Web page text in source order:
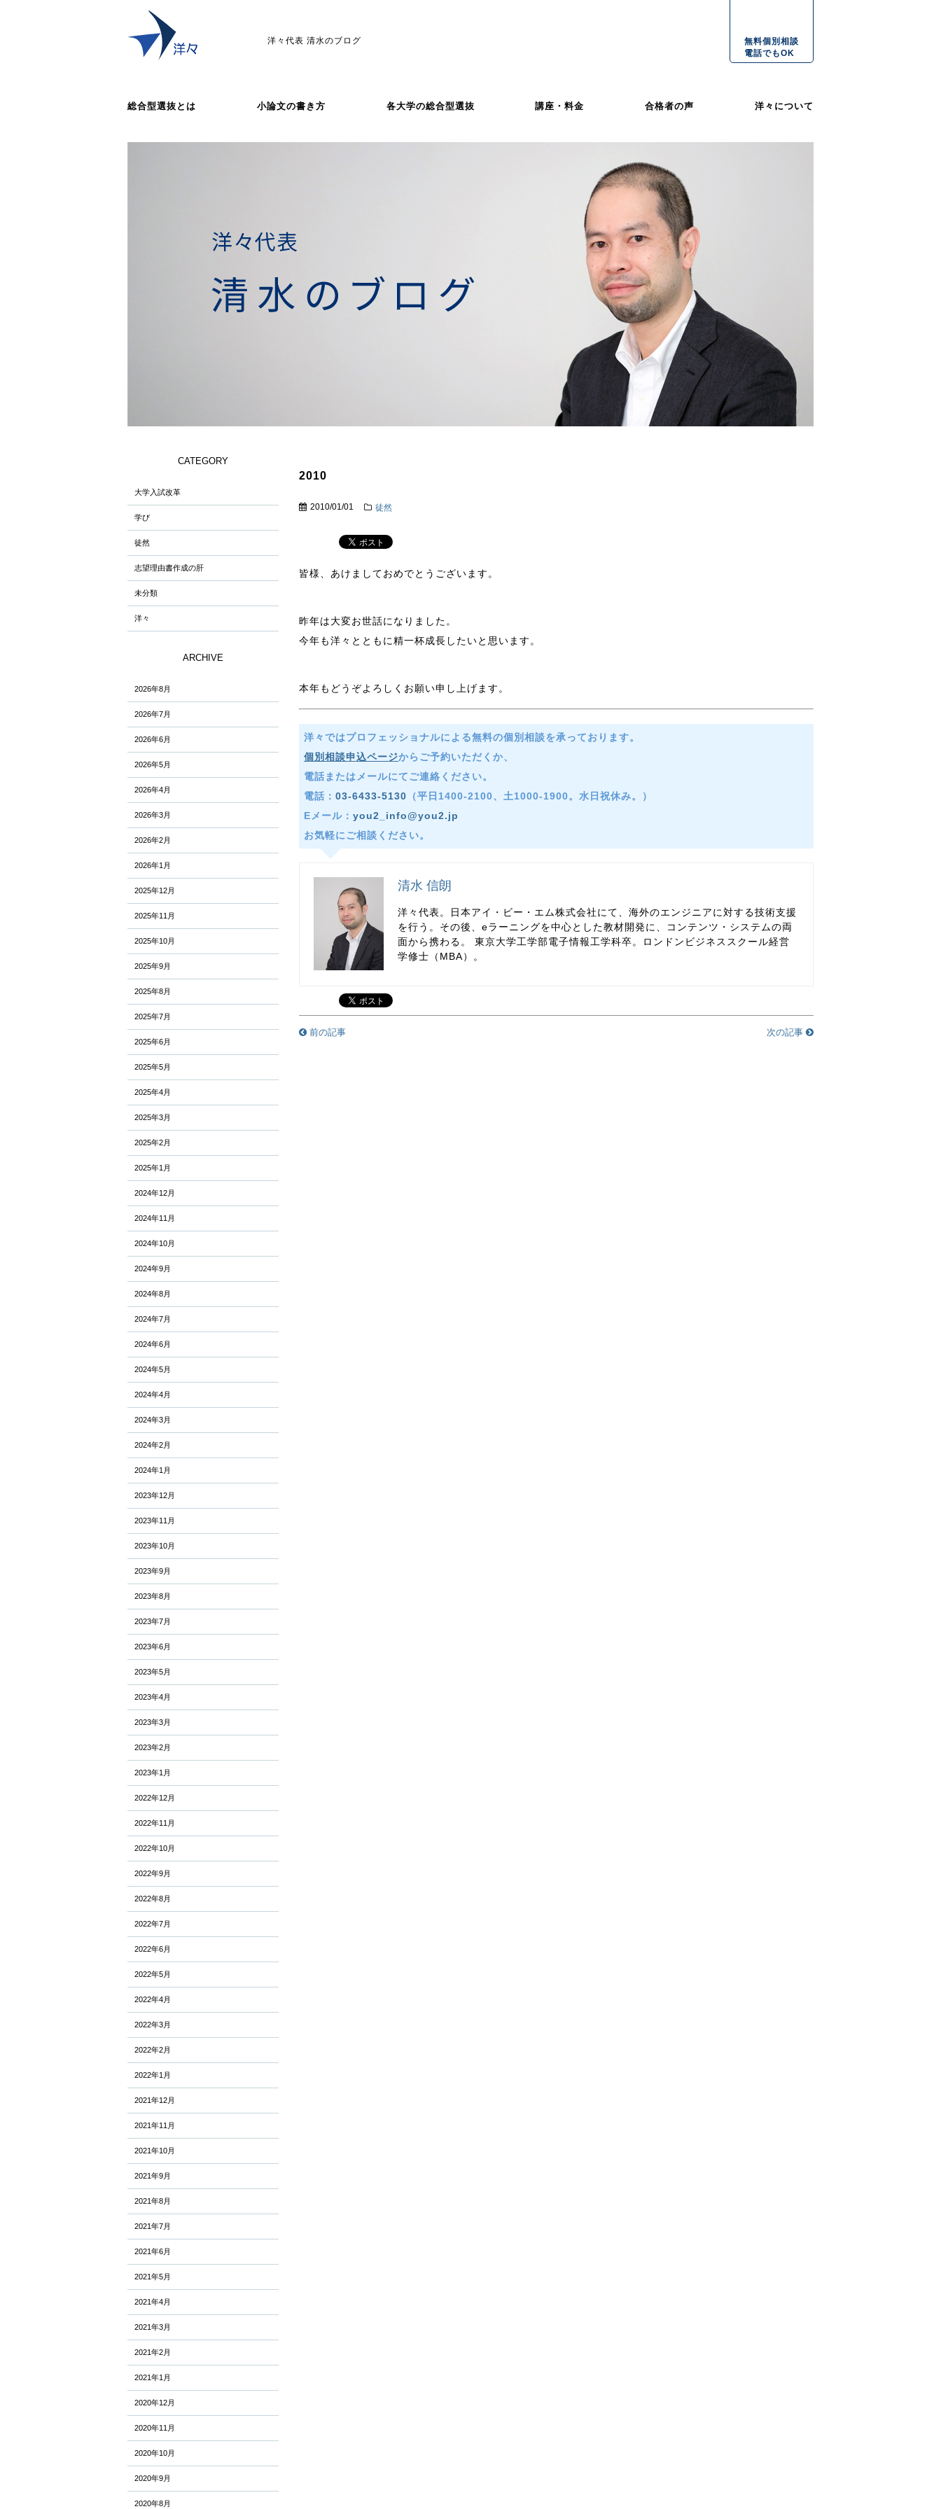
洋々代表 清水のブログ
無料個別相談
電話でもOK
総合型選抜とは 小論文の書き方 各大学の総合型選抜 講座・料金 合格者の声 洋々について
2010
2010/01/01 徒然
皆様、あけましておめでとうございます。
昨年は大変お世話になりました。
今年も洋々とともに精一杯成長したいと思います。
本年もどうぞよろしくお願い申し上げます。
洋々ではプロフェッショナルによる無料の個別相談を承っております。
個別相談申込ページからご予約いただくか、
電話またはメールにてご連絡ください。
電話： 03-6433-5130 （平日1400-2100、土1000-1900。水日祝休み。）
Eメール： you2_info@you2.jp
お気軽にご相談ください。
清水 信朗
洋々代表。日本アイ・ビー・エム株式会社にて、海外のエンジニアに対する技術支援
を行う。その後、eラーニングを中心とした教材開発に、コンテンツ・システムの両
面から携わる。 東京大学工学部電子情報工学科卒。ロンドンビジネススクール経営
学修士（MBA）。
前の記事 次の記事
CATEGORY
大学入試改革
学び
徒然
志望理由書作成の肝
未分類
洋々
ARCHIVE
2026年8月
2026年7月
2026年6月
2026年5月
2026年4月
2026年3月
2026年2月
2026年1月
2025年12月
2025年11月
2025年10月
2025年9月
2025年8月
2025年7月
2025年6月
2025年5月
2025年4月
2025年3月
2025年2月
2025年1月
2024年12月
2024年11月
2024年10月
2024年9月
2024年8月
2024年7月
2024年6月
2024年5月
2024年4月
2024年3月
2024年2月
2024年1月
2023年12月
2023年11月
2023年10月
2023年9月
2023年8月
2023年7月
2023年6月
2023年5月
2023年4月
2023年3月
2023年2月
2023年1月
2022年12月
2022年11月
2022年10月
2022年9月
2022年8月
2022年7月
2022年6月
2022年5月
2022年4月
2022年3月
2022年2月
2022年1月
2021年12月
2021年11月
2021年10月
2021年9月
2021年8月
2021年7月
2021年6月
2021年5月
2021年4月
2021年3月
2021年2月
2021年1月
2020年12月
2020年11月
2020年10月
2020年9月
2020年8月